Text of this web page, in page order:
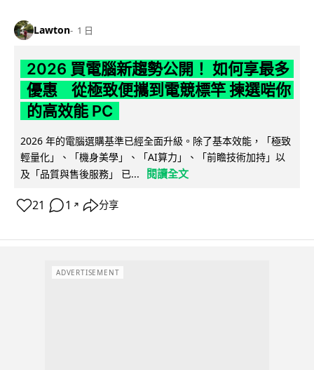
Lawton 1 日
2026 買電腦新趨勢公開！ 如何享最多
優惠 從極致便攜到電競標竿 揀選啱你
的高效能 PC
2026 年的電腦選購基準已經全面升級。除了基本效能，「極致
輕量化」、「機身美學」、「AI算力」、「前瞻技術加持」以
及「品質與售後服務」 已...
閱讀全文
21 1 ↗ 分享
ADVERTISEMENT